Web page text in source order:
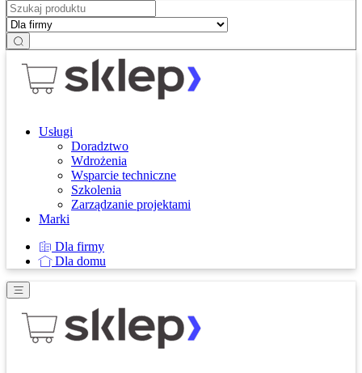
Usługi
Doradztwo
Wdrożenia
Wsparcie techniczne
Szkolenia
Zarządzanie projektami
Marki
Dla firmy
Dla domu